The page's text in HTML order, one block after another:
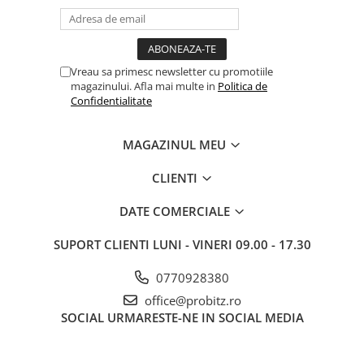
Hard Disk-uri & SSD-uri externe
Imprimante&Consumabile
Cartuse cerneala
Vreau sa primesc newsletter cu promotiile
magazinului. Afla mai multe in Politica de
Confidentialitate
MAGAZINUL MEU
CLIENTI
DATE COMERCIALE
SUPORT CLIENTI LUNI - VINERI 09.00 - 17.30
0770928380
office@probitz.ro
SOCIAL URMARESTE-NE IN SOCIAL MEDIA